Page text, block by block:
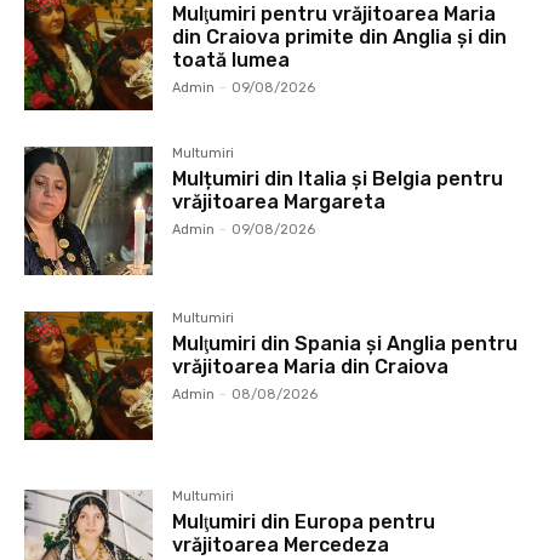
Mulţumiri pentru vrăjitoarea Maria
din Craiova primite din Anglia și din
toată lumea
Admin - 09/08/2026
Multumiri
Mulțumiri din Italia și Belgia pentru
vrăjitoarea Margareta
Admin - 09/08/2026
Multumiri
Mulţumiri din Spania şi Anglia pentru
vrăjitoarea Maria din Craiova
Admin - 08/08/2026
Multumiri
Mulţumiri din Europa pentru
vrăjitoarea Mercedeza